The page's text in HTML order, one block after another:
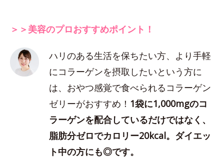
＞＞美容のプロおすすめポイント！
ハリのある生活を保ちたい方、より手軽
にコラーゲンを摂取したいという方に
は、おやつ感覚で食べられるコラーゲン
ゼリーがおすすめ！ 1袋に1,000mgのコ
ラーゲンを配合しているだけではなく、
脂肪分ゼロでカロリー20kcal。ダイエッ
ト中の方にも◎です。